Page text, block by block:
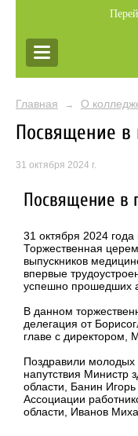
Главная → О
Посвящение в
31 октября 2024 г.
Посвящение в
31 октября 2024
Торжественная
выпускников
впервые
успешно прошедших
В данном
делегация от
главе с директором,
Поздравили молодых
напутствия Министр
области, Банин
Ассоциации
области, Иванов